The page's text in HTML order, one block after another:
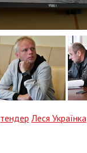
тендер Леся Українка